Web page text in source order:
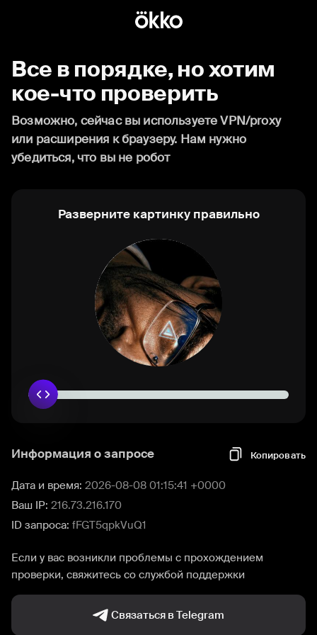
Все в порядке, но хотим
кое-что проверить
Возможно, сейчас вы используете VPN/proxy
или расширения к браузеру. Нам нужно
убедиться, что вы не робот
Разверните картинку правильно
Информация о запросе Копировать
Дата и время: 2026-08-08 01:15:41 +0000
Ваш IP: 216.73.216.170
ID запроса: fFGT5qpkVuQ1
Если у вас возникли проблемы с прохождением
проверки, свяжитесь со службой поддержки
Связаться в Telegram